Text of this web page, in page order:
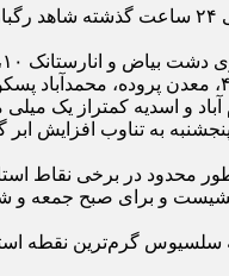
به گزارش پایگاه خبری خراسان تایم، کارشناس
به تناوب افزایش
محدود در برخی نقاط
تغییرات دما کاهشیست و